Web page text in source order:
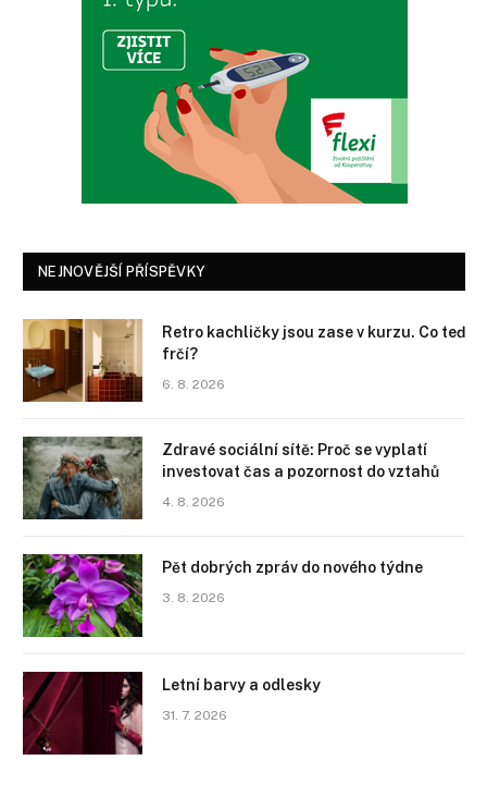
NEJNOVĚJŠÍ PŘÍSPĚVKY
Retro kachličky jsou zase v kurzu. Co teď
frčí?
6. 8. 2026
Zdravé sociální sítě: Proč se vyplatí
investovat čas a pozornost do vztahů
4. 8. 2026
Pět dobrých zpráv do nového týdne
3. 8. 2026
Letní barvy a odlesky
31. 7. 2026